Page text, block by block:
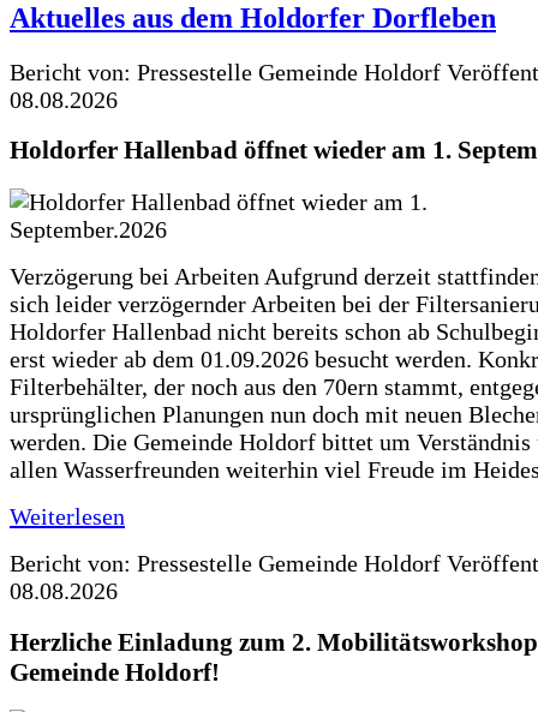
Aktuelles aus dem Holdorfer Dorfleben
Bericht von: Pressestelle Gemeinde Holdorf
08.08.2026
Holdorfer Hallenbad öffnet wieder am 1.
Verzögerung bei Arbeiten Aufgrund derzeit
sich leider verzögernder Arbeiten bei der
Holdorfer Hallenbad nicht bereits schon ab
erst wieder ab dem 01.09.2026 besucht werden.
Filterbehälter, der noch aus den 70ern stammt,
ursprünglichen Planungen nun doch mit neuen
werden. Die Gemeinde Holdorf bittet um Verständnis
allen Wasserfreunden weiterhin viel Freude im
Weiterlesen
Bericht von: Pressestelle Gemeinde Holdorf
08.08.2026
Herzliche Einladung zum 2.
Gemeinde Holdorf!